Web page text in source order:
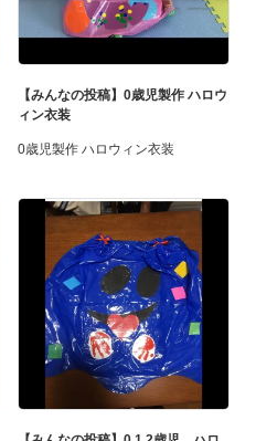
【みんなの投稿】0歳児製作 ハロウ
ィン衣装
0歳児製作 ハロウィン衣装